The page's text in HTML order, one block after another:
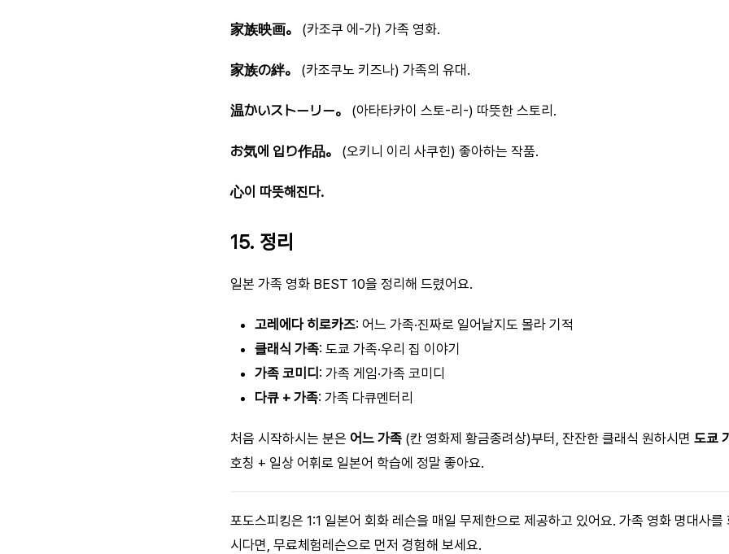
家族映画。 (카조쿠 에-가) 가족 영화.
家族の絆。 (카조쿠노 키즈나) 가족의 유대.
温かいストーリー。 (아타타카이 스토-리-) 따뜻한 스토리.
お気에 입り作品。 (오키니 이리 사쿠힌) 좋아하는 작품.
心이 따뜻해진다.
15. 정리
일본 가족 영화 BEST 10을 정리해 드렸어요.
고레에다 히로카즈: 어느 가족·진짜로 일어날지도 몰라 기적
클래식 가족: 도쿄 가족·우리 집 이야기
가족 코미디 : 가족 게임·가족 코미디
다큐 + 가족: 가족 다큐멘터리
처음 시작하시는 분은 어느 가족 (칸 영화제 황금종려상)부터, 잔잔한 클래식 원하시면 도쿄
호칭 + 일상 어휘로 일본어 학습에 정말 좋아요.
포도스피킹은 1:1 일본어 회화 레슨을 매일 무제한으로 제공하고 있어요. 가족 영화 명대사를
시다면, 무료체험레슨으로 먼저 경험해 보세요.